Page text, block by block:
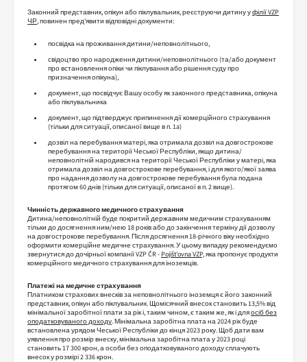
Законний представник, опікун або піклувальник, реєструючи дитину уфілії VZP
ЧР, повинен пред'явити відповідні документи:
посвідка на проживання дитини/неповнолітнього,
свідоцтво про народження дитини/неповнолітнього (та/або документ
про встановлення опіки чи піклування або рішення суду про
призначення опікуна),
документ, що посвідчує Вашу особу як законного представника, опікуна
або піклувальника
документ, що підтверджує припинення дії комерційного страхування
(тільки для ситуації, описаної вище в п. 1a)
дозвіл на перебування матері, яка отримала дозвіл на довгострокове
перебування на території Чеської Республіки, якщо дитина/
неповнолітній народився на території Чеської Республіки у матері, яка
отримала дозвіл на довгострокове перебування, і для якого/якої заява
про надання дозволу на довгострокове перебування була подана
протягом 60 днів (тільки для ситуації, описаної в п. 2 вище).
Чинність державного медичного страхування
Дитина/неповнолітній буде покритий державним медичним страхуванням
тільки до досягнення ним/нею 18 років або до закінчення терміну дії дозволу
на довгострокове перебування. Після досягнення 18-річного віку необхідно
оформити комерційне медичне страхування. У цьому випадку рекомендуємо
звернутися до дочірньої компанії VZP ČR - Pojišt'ovna VZP,яка пропонує продукти
комерційного медичного страхування для іноземців.
Платежі на медичне страхування
Платником страхових внесків за неповнолітнього іноземця є його законний
представник, опікун або піклувальник. Щомісячний внесок становить 13,5% від
мінімальної заробітної плати за рік і, таким чином, є таким же, як і дляосіб без
оподатковуваного доходу. Мінімальна заробітна плата на 2024 рік буде
встановлена урядом Чеської Республіки до кінця 2023 року. Щоб дати вам
уявлення про розмір внеску, мінімальна заробітна плата у 2023 році
становить 17 300 крон, а особи без оподатковуваного доходу сплачують
внесок у розмірі 2 336 крон.